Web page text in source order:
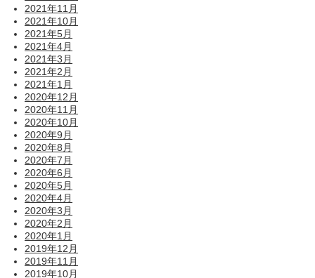
2021年11月
2021年10月
2021年5月
2021年4月
2021年3月
2021年2月
2021年1月
2020年12月
2020年11月
2020年10月
2020年9月
2020年8月
2020年7月
2020年6月
2020年5月
2020年4月
2020年3月
2020年2月
2020年1月
2019年12月
2019年11月
2019年10月